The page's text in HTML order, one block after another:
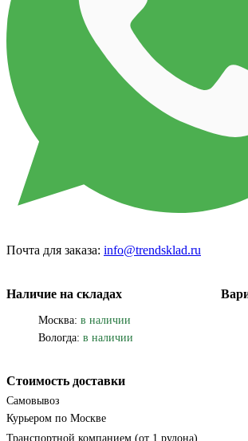
Почта для заказа: info@trendsklad.ru
Наличие на складах
Москва: в наличии
Вологда: в наличии
Стоимость доставки
Самовывоз
Курьером по Москве
Транспортной компанием (от 1 рулона)